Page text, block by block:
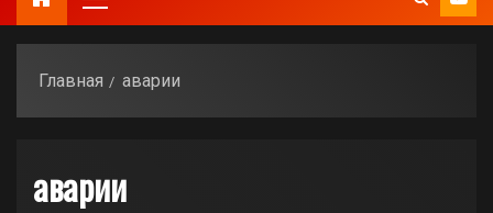
Главная аварии
аварии